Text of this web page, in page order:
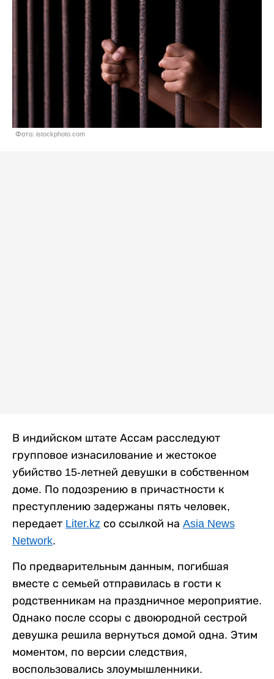
Фото: istockphoto.com
В индийском штате Ассам расследуют
групповое изнасилование и жестокое
убийство 15-летней девушки в собственном
доме. По подозрению в причастности к
преступлению задержаны пять человек,
передает Liter.kz со ссылкой на Asia News
Network.
По предварительным данным, погибшая
вместе с семьей отправилась в гости к
родственникам на праздничное мероприятие.
Однако после ссоры с двоюродной сестрой
девушка решила вернуться домой одна. Этим
моментом, по версии следствия,
воспользовались злоумышленники.